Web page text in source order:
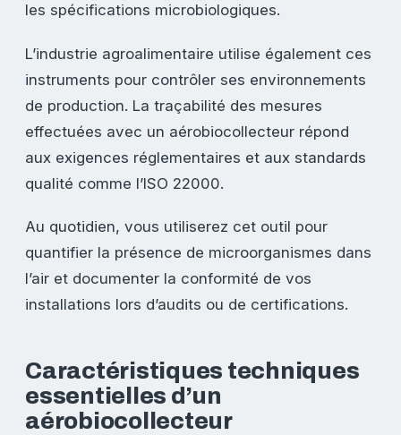
les spécifications microbiologiques.
L’industrie agroalimentaire utilise également ces
instruments pour contrôler ses environnements
de production. La traçabilité des mesures
effectuées avec un aérobiocollecteur répond
aux exigences réglementaires et aux standards
qualité comme l’ISO 22000.
Au quotidien, vous utiliserez cet outil pour
quantifier la présence de microorganismes dans
l’air et documenter la conformité de vos
installations lors d’audits ou de certifications.
Caractéristiques techniques
essentielles d’un
aérobiocollecteur